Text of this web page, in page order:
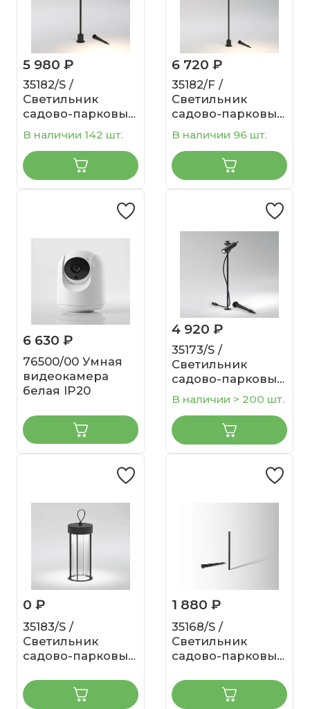
5 980 ₽
35182/S /
Светильник
садово-парковый
Joli черный
В наличии 142 шт.
6 720 ₽
35182/F /
Светильник
садово-парковый
Joli черный
В наличии 96 шт.
6 630 ₽
76500/00 Умная
видеокамера
белая IP20
4 920 ₽
35173/S /
Светильник
садово-парковый
Covert черный
В наличии > 200 шт.
0 ₽
35183/S /
Светильник
садово-парковый
1 880 ₽
35168/S /
Светильник
садово-парковый